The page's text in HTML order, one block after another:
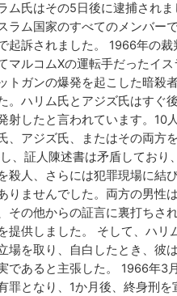
ム氏はその5日後に逮捕されま
ラム国家のすべてのメンバー
起訴されました。 1966年の裁
マルコムXの運転手だったイ
トガンの爆発を起こした暗殺
。ハリム氏とアジズ氏はすぐ
射したと言われています。10
、アジズ氏、またはその両方
、証人陳述書は矛盾しており
殺人、さらには犯罪現場に結
りませんでした。両方の男性
その他からの証言に裏打ちさ
提供しました。 そして、ハリ
場を取り、自白したとき、彼
であると主張した。 1966年3
罪となり、1か月後、終身刑を